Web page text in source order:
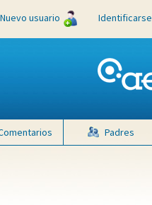
Nuevo usuario Identificarse
Padres